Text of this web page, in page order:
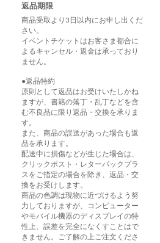
返品期限
商品受取より3日以内にお申し出くだ
さい。
イベントチケットはお客さま都合に
よるキャンセル・返金は承っており
ません。
●返品特約
原則として返品はお受けいたしかね
ますが、書籍の落丁・乱丁などを含
む不良品に限り返品・交換を承りま
す。
また、商品の誤送があった場合も返
品を承ります。
配送中に損傷などが生じた場合は、
クリックポスト・レターパックプラ
スをご指定の場合を除き、返品・交
換をお受けします。
商品の色調は現物に近づけるよう努
力しておりますが、コンピューター
やモバイル機器のディスプレイの特
性上、誤差を完全になくすことはで
きません。ご了解の上ご注文くださ